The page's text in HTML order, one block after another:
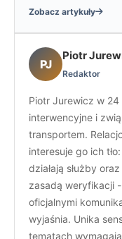
Zobacz artykuły
PJ
Piotr
Redaktor
Piotr Jurewicz w 24
interwencyjne i
transportem.
interesuje go ich
działają służby
zasadą weryfikacji
oficjalnymi
wyjaśnia. Unika
tematach